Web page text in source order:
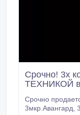
Срочно! 3х
ТЕХНИКОЙ в
Срочно
3мкр.Авангард, 32 дом. *После ремонта. Чистая,